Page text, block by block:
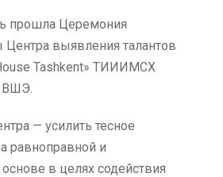
прошла Церемония
Центра выявления талантов
Tashkent» ТИИИМСХ
ВШЭ.
— усилить тесное
равноправной и
в целях содействия